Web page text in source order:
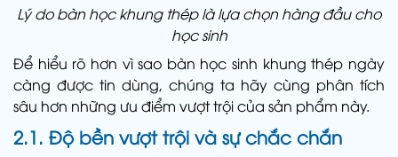
Lý do bàn học khung thép là lựa chọn hàng đầu cho
học sinh
Để hiểu rõ hơn vì sao bàn học sinh khung thép ngày
càng được tin dùng, chúng ta hãy cùng phân tích
sâu hơn những ưu điểm vượt trội của sản phẩm này.
2.1. Độ bền vượt trội và sự chắc chắn